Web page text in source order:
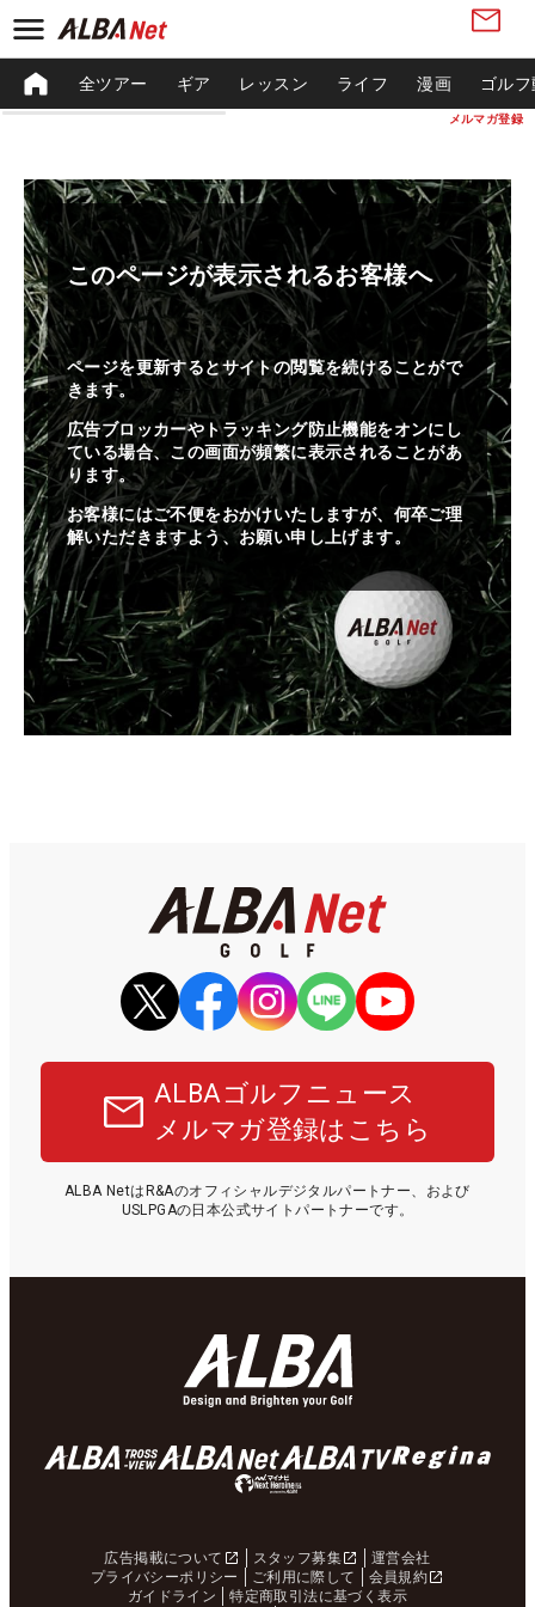
メルマガ登録
全ツアー ギア レッスン ライフ 漫画 ゴル
このページが表示されるお客様へ
ページを更新するとサイトの閲覧を続けることがで
きます。
広告ブロッカーやトラッキング防止機能をオンにし
ている場合、この画面が頻繁に表示されることがあ
ります。
お客様にはご不便をおかけいたしますが、何卒ご理
解いただきますよう、お願い申し上げます。
ALBAゴルフニュース
メルマガ登録はこちら
ALBA NetはR&Aのオフィシャルデジタルパートナー、および
USLPGAの日本公式サイトパートナーです。
広告掲載について スタッフ募集
運営会社
プライバシーポリシー
ご利用に際して
会員規約
ガイドライン
特定商取引法に基づく表示